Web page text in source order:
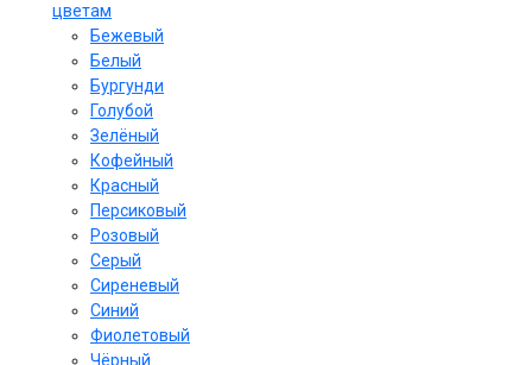
цветам
Бежевый
Белый
Бургунди
Голубой
Зелёный
Кофейный
Красный
Персиковый
Розовый
Серый
Сиреневый
Cиний
Фиолетовый
Чёрный